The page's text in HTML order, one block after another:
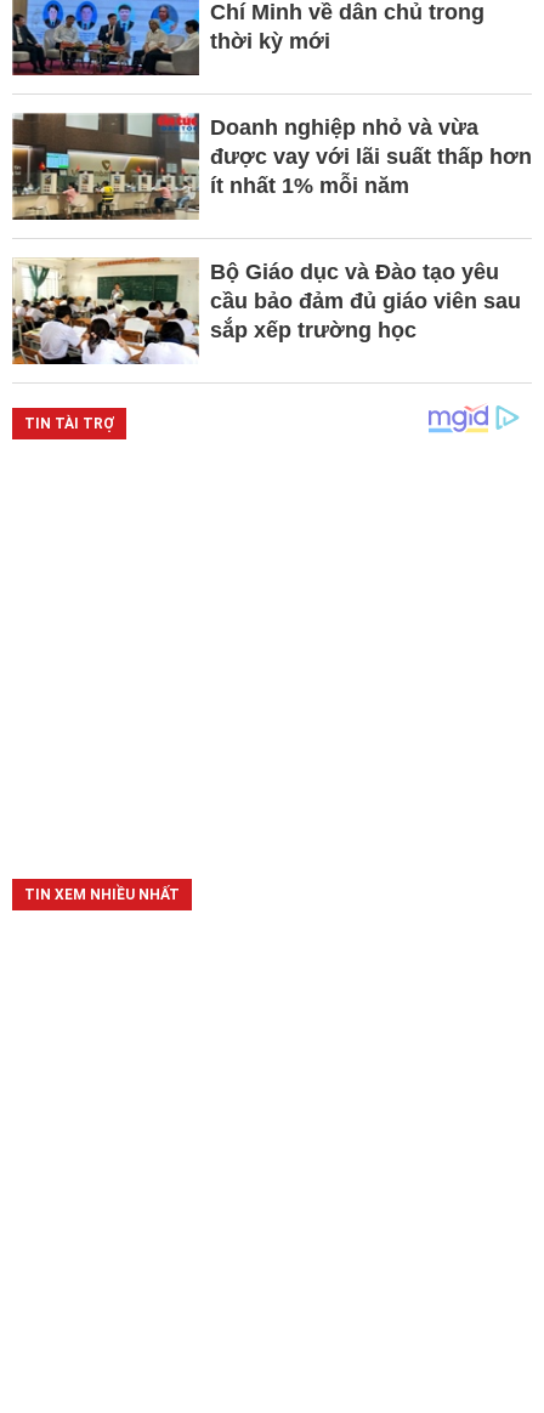
Chí Minh về dân chủ trong
thời kỳ mới
Doanh nghiệp nhỏ và vừa
được vay với lãi suất thấp hơn
ít nhất 1% mỗi năm
Bộ Giáo dục và Đào tạo yêu
cầu bảo đảm đủ giáo viên sau
sắp xếp trường học
TIN XEM NHIỀU NHẤT